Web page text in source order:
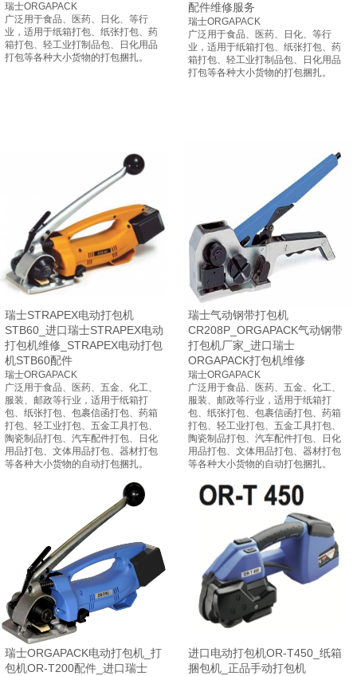
瑞士ORGAPACK
广泛用于食品、医药、日化、等行
业，适用于纸箱打包、纸张打包、药
箱打包、轻工业打制品包、日化用品
打包等各种大小货物的打包捆扎。
配件维修服务
瑞士ORGAPACK
广泛用于食品、医药、日化、等行
业，适用于纸箱打包、纸张打包、药
箱打包、轻工业打制品包、日化用品
打包等各种大小货物的打包捆扎。
瑞士STRAPEX电动打包机
STB60_进口瑞士STRAPEX电动
打包机维修_STRAPEX电动打包
机STB60配件
瑞士ORGAPACK
广泛用于食品、医药、五金、化工、
服装、邮政等行业，适用于纸箱打
包、纸张打包、包裹信函打包、药箱
打包、轻工业打包、五金工具打包、
陶瓷制品打包、汽车配件打包、日化
用品打包、文体用品打包、器材打包
等各种大小货物的自动打包捆扎。
瑞士气动钢带打包机
CR208P_ORGAPACK气动钢带
打包机厂家_进口瑞士
ORGAPACK打包机维修
瑞士ORGAPACK
广泛用于食品、医药、五金、化工、
服装、邮政等行业，适用于纸箱打
包、纸张打包、包裹信函打包、药箱
打包、轻工业打包、五金工具打包、
陶瓷制品打包、汽车配件打包、日化
用品打包、文体用品打包、器材打包
等各种大小货物的自动打包捆扎。
瑞士ORGAPACK电动打包机_打
包机OR-T200配件_进口瑞士
进口电动打包机OR-T450_纸箱
捆包机_正品手动打包机